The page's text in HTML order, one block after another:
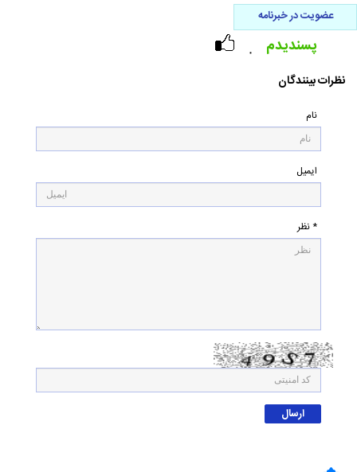
عضویت در خبرنامه
۰ پسندیدم
نظرات بینندگان
نام
ایمیل
* نظر